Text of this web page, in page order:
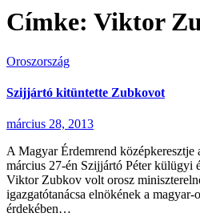
Címke: Viktor
Oroszország
Szijjártó kitüntette Zubkovot
március 28, 2013
A Magyar Érdemrend középkeresztje
március 27-én Szijjártó Péter külügyi
Viktor Zubkov volt orosz
igazgatótanácsa elnökének a magyar-
érdekében…